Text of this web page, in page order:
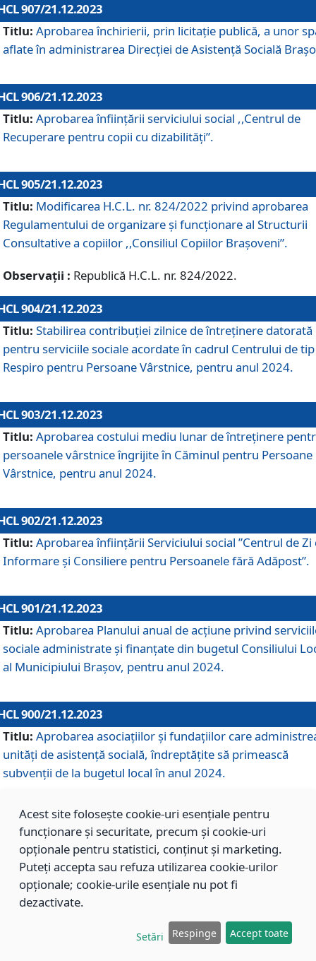
907/21.12.2023
Titlu: Aprobarea închirierii, prin licitație publică, a unor
aflate în administrarea Direcției de Asistență Socială
906/21.12.2023
Titlu: Aprobarea înființării serviciului social ,,Centrul de
Recuperare pentru copii cu dizabilități”.
905/21.12.2023
Titlu: Modificarea H.C.L. nr. 824/2022 privind aprobarea
Regulamentului de organizare şi funcţionare al Structurii
Consultative a copiilor ,,Consiliul Copiilor Braşoveni”.
Observații : Republică H.C.L. nr. 824/2022.
904/21.12.2023
Titlu: Stabilirea contribuţiei zilnice de întreținere datorată
pentru serviciile sociale acordate în cadrul Centrului de tip
Respiro pentru Persoane Vârstnice, pentru anul 2024.
903/21.12.2023
Titlu: Aprobarea costului mediu lunar de întreţinere
persoanele vârstnice îngrijite în Căminul pentru Persoane
Vârstnice, pentru anul 2024.
902/21.12.2023
Titlu: Aprobarea înființării Serviciului social ”Centrul de Zi
Informare și Consiliere pentru Persoanele fără Adăpost”.
901/21.12.2023
Titlu: Aprobarea Planului anual de acțiune privind
sociale administrate și finanțate din bugetul Consiliului
al Municipiului Brașov, pentru anul 2024.
900/21.12.2023
Titlu: Aprobarea asociațiilor şi fundațiilor care
unități de asistenţă socială, îndreptăţite să primească
subvenţii de la bugetul local în anul 2024.
899/21.12.2023
Aprobarea standardelor de cost pentru serviciile
sociale furnizate în cadrul Direcției de Asistență Socială
Brașov, pentru anul 2024.
Modificarea Anexei la H.C.L. nr. 91 din 09.02.2018,
Acest site folosește cookie-uri esențiale pentru
funcționare și securitate, precum și cookie-uri
opționale pentru statistici, conținut și marketing.
Puteți accepta sau refuza utilizarea cookie-urilor
opționale; cookie-urile esențiale nu pot fi
dezactivate.
Setări Respinge Accept toate